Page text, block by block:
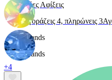
Nέες Αφίξεις
Αγοράζεις 4, πληρώνεις 3
Brands
Brands
+4